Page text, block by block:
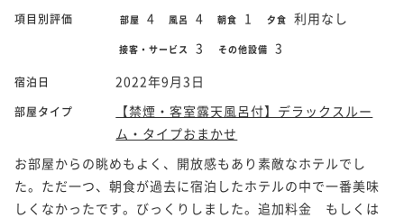
項目別評価 部屋 4 風呂 4 朝食 1 夕食 利用なし
接客・サービス 3 その他設備 3
宿泊日 2022年9月3日
部屋タイプ
【禁煙・客室露天風呂付】デラックスルー
ム・タイプおまかせ
お部屋からの眺めもよく、開放感もあり素敵なホテルでし
た。ただ一つ、朝食が過去に宿泊したホテルの中で一番美味
しくなかったです。びっくりしました。追加料金 もしくは